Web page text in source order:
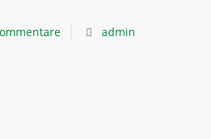
admin